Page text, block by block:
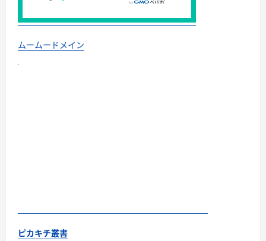
ムームードメイン
ピカキチ叢書